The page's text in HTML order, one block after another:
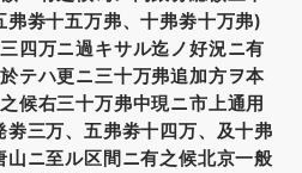
劵十五万弗、十弗劵十万弗)
四万ニ過キサル迄ノ好況ニ有
テハ更ニ三十万弗追加方ヲ本
候右三十万弗中現ニ市上通用
劵三万、五弗劵十四万、及十弗
ニ至ル区間ニ有之候北京一般